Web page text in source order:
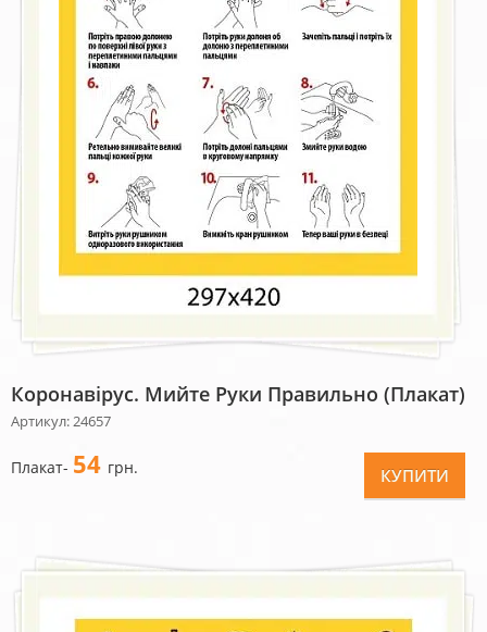
Коронавірус. Мийте Руки Правильно (плакат)
Артикул: 24657
Плакат- 54 грн. КУПИТИ